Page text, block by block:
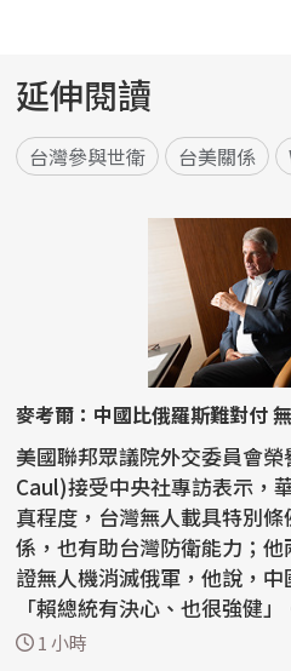
延伸閱讀
台灣參與世衛 台美關係
麥考爾：中國比俄羅斯難對付
美國聯邦眾議院外交委員會
Caul)接受中央社專訪表示，
真程度，台灣無人載具特別
係，也有助台灣防衛能力；
證無人機消滅俄軍，他說，中
「賴總統有決心、也很強健」。 麥考爾訪台，擔
格蘭論壇...
1 小時